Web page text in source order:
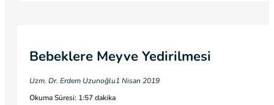
Bebeklere Meyve Yedirilmesi
Uzm. Dr. Erdem Uzunoğlu1 Nisan 2019
Okuma Süresi: 1:57 dakika